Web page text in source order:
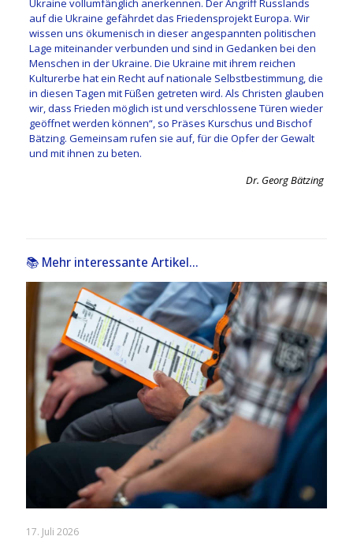
Ukraine vollumfänglich anerkennen. Der Angriff Russlands
auf die Ukraine gefährdet das Friedensprojekt Europa. Wir
wissen uns ökumenisch in dieser angespannten politischen
Lage miteinander verbunden und sind in Gedanken bei den
Menschen in der Ukraine. Die Ukraine mit ihrem reichen
Kulturerbe hat ein Recht auf nationale Selbstbestimmung, die
in diesen Tagen mit Füßen getreten wird. Als Christen glauben
wir, dass Frieden möglich ist und verschlossene Türen wieder
geöffnet werden können“, so Präses Kurschus und Bischof
Bätzing. Gemeinsam rufen sie auf, für die Opfer der Gewalt
und mit ihnen zu beten.
Dr. Georg Bätzing
📚 Mehr interessante Artikel...
17. Juli 2026